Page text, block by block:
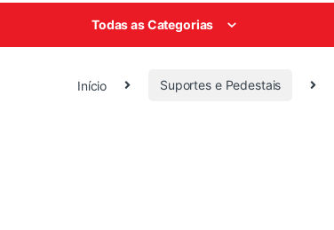
Todas as Categorias
Início Suportes e Pedestais